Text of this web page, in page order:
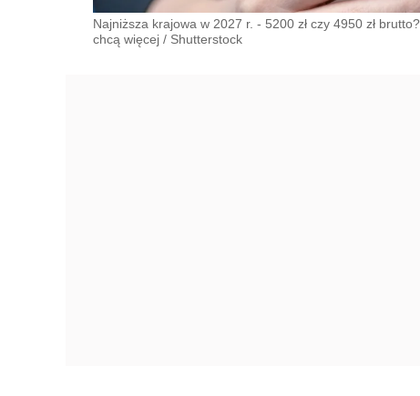
Najniższa krajowa w 2027 r. - 5200 zł czy 4950 zł
chcą więcej / Shutterstock